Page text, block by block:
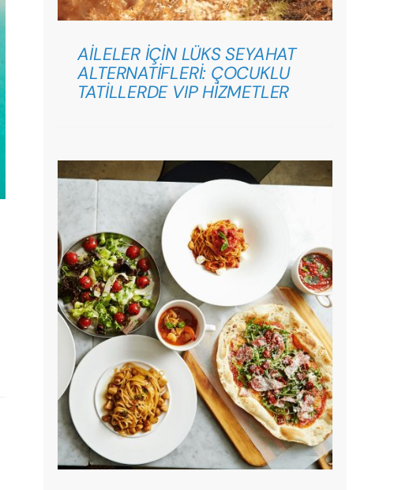
AİLELER İÇİN LÜKS SEYAHAT
ALTERNATİFLERİ: ÇOCUKLU
TATİLLERDE VIP HİZMETLER